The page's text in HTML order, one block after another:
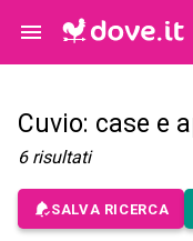
Cuvio: case e
6 risultati
SALVA RICERCA